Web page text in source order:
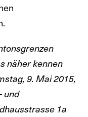
näher kennen
9. Mai 2015,
und
1a